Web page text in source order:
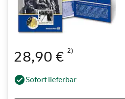
28,90 € 2)
Sofort lieferbar